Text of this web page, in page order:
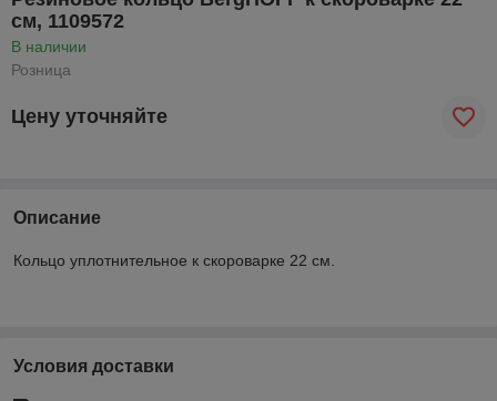
см, 1109572
В наличии
Розница
Цену уточняйте
Описание
Кольцо уплотнительное к скороварке 22 см.
Условия доставки